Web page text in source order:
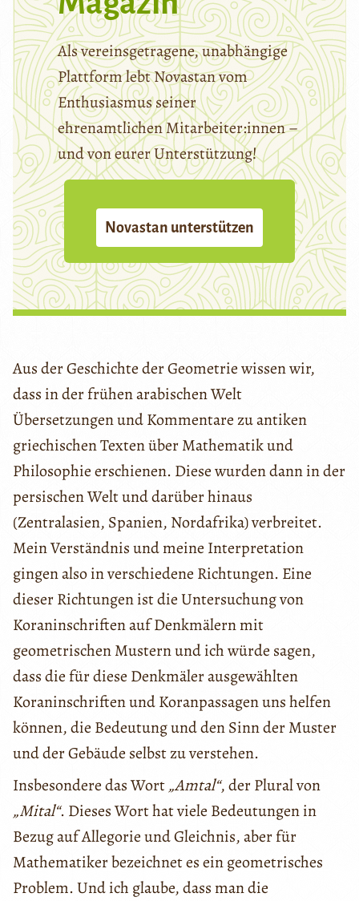
Als vereinsgetragene, unabhängige
Plattform lebt Novastan vom
Enthusiasmus seiner
ehrenamtlichen Mitarbeiter:innen –
und von eurer Unterstützung!
Novastan unterstützen
Aus der Geschichte der Geometrie wissen wir,
dass in der frühen arabischen Welt
Übersetzungen und Kommentare zu antiken
griechischen Texten über Mathematik und
Philosophie erschienen. Diese wurden dann in der
persischen Welt und darüber hinaus
(Zentralasien, Spanien, Nordafrika) verbreitet.
Mein Verständnis und meine Interpretation
gingen also in verschiedene Richtungen. Eine
dieser Richtungen ist die Untersuchung von
Koraninschriften auf Denkmälern mit
geometrischen Mustern und ich würde sagen,
dass die für diese Denkmäler ausgewählten
Koraninschriften und Koranpassagen uns helfen
können, die Bedeutung und den Sinn der Muster
und der Gebäude selbst zu verstehen.
Insbesondere das Wort„Amtal“, der Plural von
„Mital“. Dieses Wort hat viele Bedeutungen in
Bezug auf Allegorie und Gleichnis, aber für
Mathematiker bezeichnet es ein geometrisches
Problem. Und ich glaube, dass man die